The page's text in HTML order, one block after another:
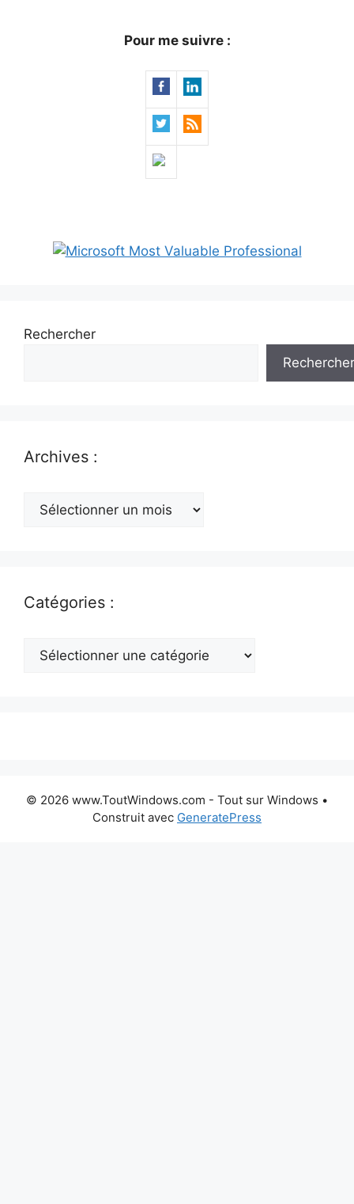
Pour me suivre :
Rechercher
Rechercher
Archives :
Archives
Catégories :
Catégories
© 2026 www.ToutWindows.com - Tout sur Windows •
Construit avec GeneratePress